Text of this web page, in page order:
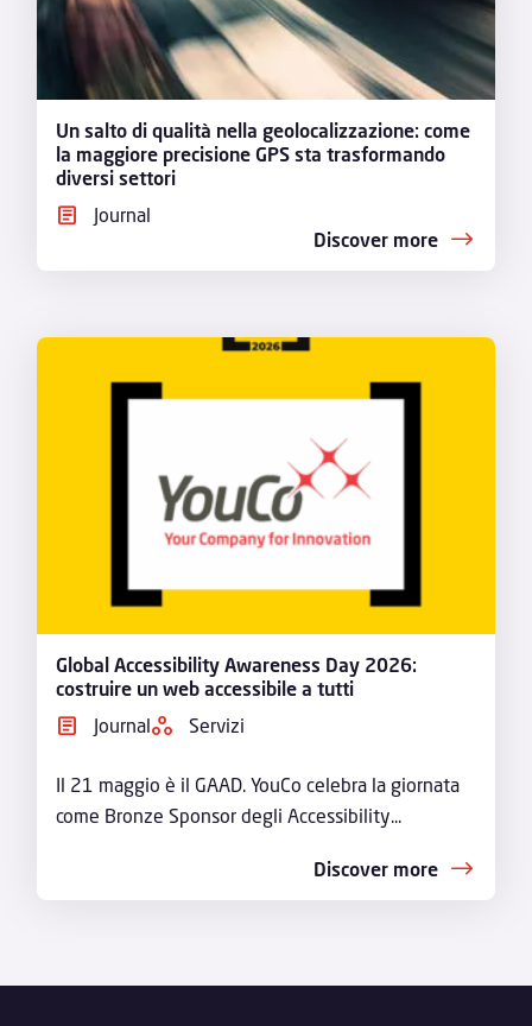
Un salto di qualità nella geolocalizzazione: come
la maggiore precisione GPS sta trasformando
diversi settori
Journal
Discover more
Global Accessibility Awareness Day 2026:
costruire un web accessibile a tutti
Journal
Servizi
Il 21 maggio è il GAAD. YouCo celebra la giornata
come Bronze Sponsor degli Accessibility...
Discover more